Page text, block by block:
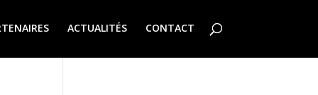
ACTUALITÉS CONTACT